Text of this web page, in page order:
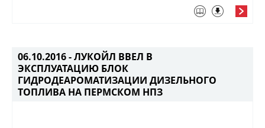
06.10.2016 -ЛУКОЙЛ ВВЕЛ В
ЭКСПЛУАТАЦИЮ БЛОК
ГИДРОДЕАРОМАТИЗАЦИИ ДИЗЕЛЬНОГО
ТОПЛИВА НА ПЕРМСКОМ НПЗ